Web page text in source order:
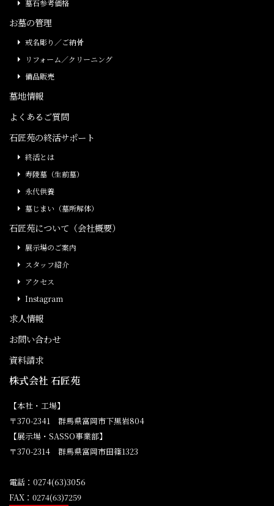
墓石参考価格
お墓の管理
戒名彫り／ご納骨
リフォーム／クリーニング
備品販売
墓地情報
よくあるご質問
石匠苑の終活サポート
終活とは
寿陵墓（生前墓）
永代供養
墓じまい（墓所解体）
石匠苑について（会社概要）
展示場のご案内
スタッフ紹介
アクセス
Instagram
求人情報
お問い合わせ
資料請求
株式会社 石匠苑
【本社・工場】
〒370-2341 群馬県富岡市下黒岩804
【展示場・SASSO事業部】
〒370-2314 群馬県富岡市田篠1323
電話：0274(63)3056
FAX：0274(63)7259